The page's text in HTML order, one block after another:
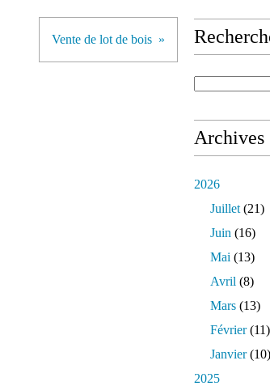
Vente de lot de bois
Archives
2026
Juillet (21)
Juin (16)
Mai (13)
Avril (8)
Mars (13)
Février(11)
Janvier(10)
2025